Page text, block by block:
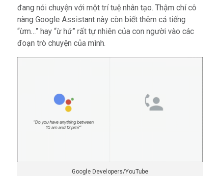
đang nói chuyện với một trí tuệ nhân tạo. Thậm chí cô
nàng Google Assistant này còn biết thêm cả tiếng
“ừm…” hay “ừ hứ” rất tự nhiên của con người vào các
đoạn trò chuyện của mình.
Google Developers/YouTube